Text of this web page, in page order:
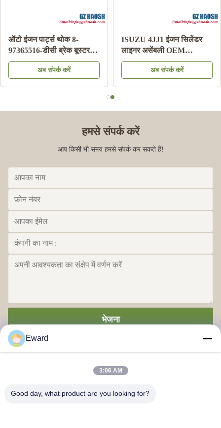
ऑटो बॉडी पार्ट्स 95486109
रिप्लेसमेंट शेवरलेट एयरबैग क्लॉक
स्प्रिंग फॉर एआरसी
अब संपर्क करें
इसुजु डीएमएक्स/एमयूएक्स डीजल
ट्रांसमिशन कंट्रोल यूनिट के
लिए मूल जापान शिफ्ट कंट्रोल
बॉक्स ओई नंबर 8-98219761-0
अब संपर्क करें
हमसे संपर्क करें
आप किसी भी समय हमसे संपर्क कर सकते हैं!
भेजना
Eward
3:06 AM
Good day, what product are you looking for?